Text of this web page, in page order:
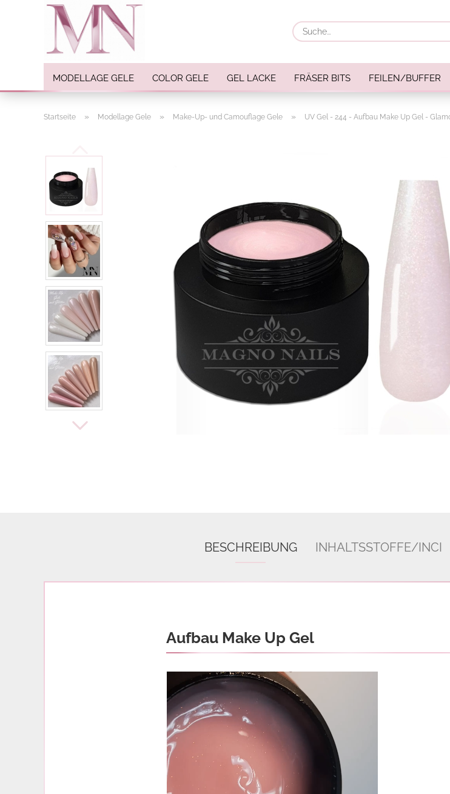
MODELLAGE GELE COLOR GELE GEL LACKE FRÄSER BITS FEILEN/BUFFER
INK Colors
Nail Art Sets
Airbrush
3D Nail Formen
Feine Acrylfarbe / Aquarell
Startseite » Modellage Gele » Make-Up- und Camouflage Gele » UV Gel - 244 - Aufbau Make Up Gel -
BESCHREIBUNG INHALTSSTOFFE/INCI
Aufbau Make Up Gel